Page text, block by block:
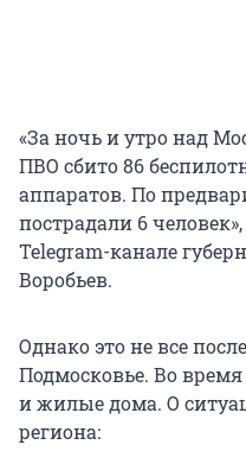
«За ночь и утро над
ПВО сбито 86
аппаратов. По
пострадали 6
Telegram-канале
Воробьев.
Однако это не все
Подмосковье. Во
и жилые дома. О
региона: